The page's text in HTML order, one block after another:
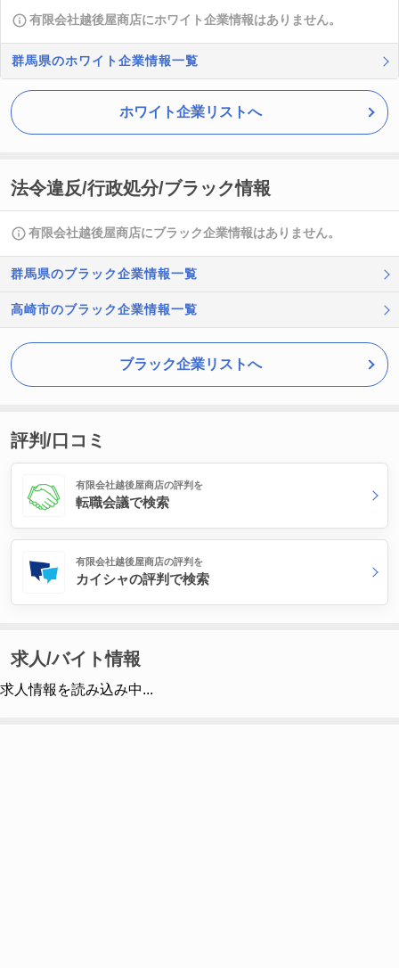
有限会社越後屋商店にホワイト企業情報はありません。
群馬県のホワイト企業情報一覧
ホワイト企業リストへ
法令違反/行政処分/ブラック情報
有限会社越後屋商店にブラック企業情報はありません。
群馬県のブラック企業情報一覧
高崎市のブラック企業情報一覧
ブラック企業リストへ
評判/口コミ
有限会社越後屋商店の評判を
転職会議で検索
有限会社越後屋商店の評判を
カイシャの評判で検索
求人/バイト情報
求人情報を読み込み中...